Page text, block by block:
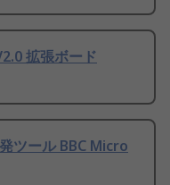
拡張ボード
ツール BBC Micro